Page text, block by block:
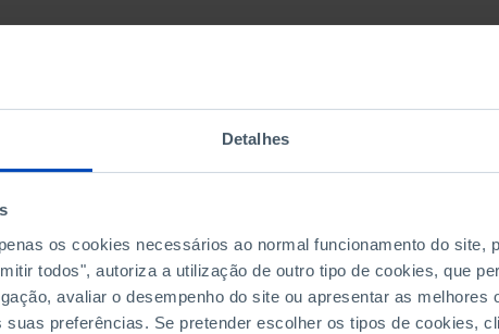
Detalhes
os cookies necessários ao normal funcionamento do site,
todos", autoriza a utilização de outro tipo de cookies, que
avaliar o desempenho do site ou apresentar as melhores
preferências. Se pretender escolher os tipos de cookies,